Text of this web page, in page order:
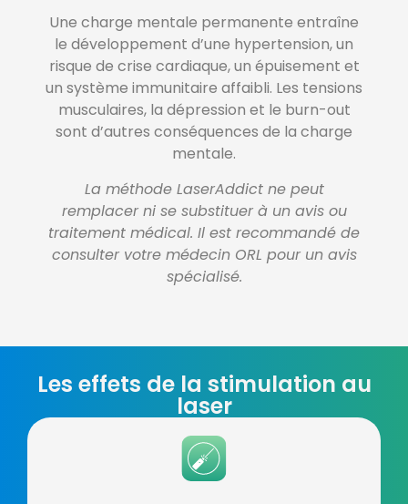
Une charge mentale permanente entraîne
le développement d’une hypertension, un
risque de crise cardiaque, un épuisement et
un système immunitaire affaibli. Les tensions
musculaires, la dépression et le burn-out
sont d’autres conséquences de la charge
mentale.
La méthode LaserAddict ne peut
remplacer ni se substituer à un avis ou
traitement médical. Il est recommandé de
consulter votre médecin ORL pour un avis
spécialisé.
Les effets de la stimulation au
laser